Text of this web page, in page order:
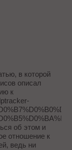
в которой
описал
к
об этом и
отношение к
ведь ни